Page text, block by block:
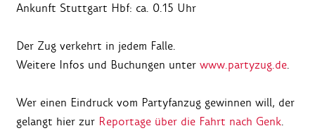
Ankunft Stuttgart Hbf: ca. 0.15 Uhr
Der Zug verkehrt in jedem Falle.
Weitere Infos und Buchungen unter www.partyzug.de.
Wer einen Eindruck vom Partyfanzug gewinnen will, der
gelangt hier zur Reportage über die Fahrt nach Genk.